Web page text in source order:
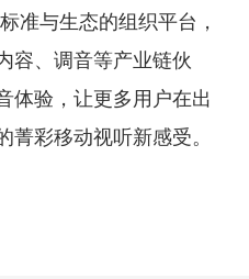
准与生态的组织平台，
容、调音等产业链伙
体验，让更多用户在出
彩移动视听新感受。